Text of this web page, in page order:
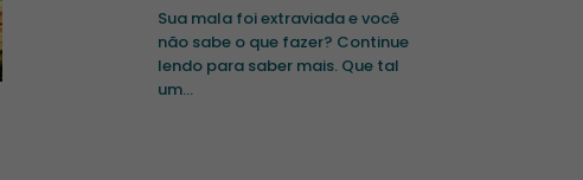
Sua mala foi extraviada e você
não sabe o que fazer? Continue
lendo para saber mais. Que tal
um...